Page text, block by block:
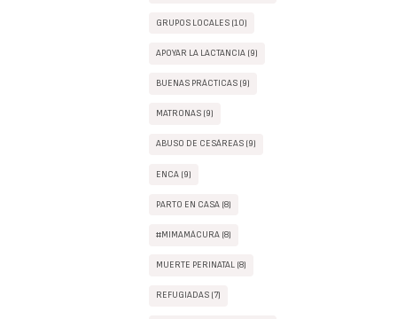
GRUPOS LOCALES (10)
APOYAR LA LACTANCIA (9)
BUENAS PRÁCTICAS (9)
MATRONAS (9)
ABUSO DE CESÁREAS (9)
ENCA (9)
PARTO EN CASA (8)
#MIMAMÁCURA (8)
MUERTE PERINATAL (8)
REFUGIADAS (7)